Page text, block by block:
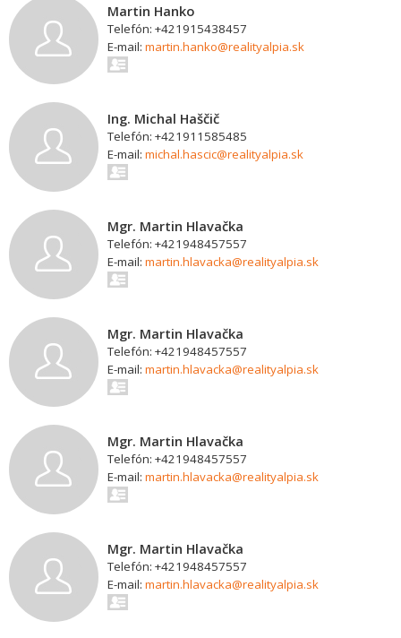
Martin Hanko
Telefón: +421915438457
E-mail: martin.hanko@realityalpia.sk
Ing. Michal Haščič
Telefón: +421911585485
E-mail: michal.hascic@realityalpia.sk
Mgr. Martin Hlavačka
Telefón: +421948457557
E-mail: martin.hlavacka@realityalpia.sk
Mgr. Martin Hlavačka
Telefón: +421948457557
E-mail: martin.hlavacka@realityalpia.sk
Mgr. Martin Hlavačka
Telefón: +421948457557
E-mail: martin.hlavacka@realityalpia.sk
Mgr. Martin Hlavačka
Telefón: +421948457557
E-mail: martin.hlavacka@realityalpia.sk